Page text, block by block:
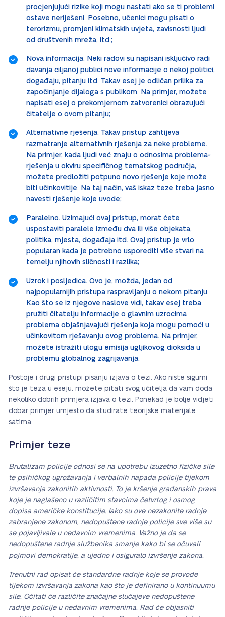
procjenjujući rizike koji mogu nastati ako se ti problemi
ostave neriješeni. Posebno, učenici mogu pisati o
terorizmu, promjeni klimatskih uvjeta, zavisnosti ljudi
od društvenih mreža, itd.;
Nova informacija. Neki radovi su napisani isključivo radi
davanja ciljanoj publici nove informacije o nekoj politici,
događaju, pitanju itd. Takav esej je odličan prilika za
započinjanje dijaloga s publikom. Na primjer, možete
napisati esej o prekomjernom zatvorenici obrazujući
čitatelje o ovom pitanju;
Alternativne rješenja. Takav pristup zahtijeva
razmatranje alternativnih rješenja za neke probleme.
Na primjer, kada ljudi već znaju o odnosima problema-
rješenja u okviru specifičnog tematskog područja,
možete predložiti potpuno novo rješenje koje može
biti učinkovitije. Na taj način, vaš iskaz teze treba jasno
navesti rješenje koje uvode;
Paralelno. Uzimajući ovaj pristup, morat ćete
uspostaviti paralele između dva ili više objekata,
politika, mjesta, događaja itd. Ovaj pristup je vrlo
popularan kada je potrebno usporediti više stvari na
temelju njihovih sličnosti i razlika;
Uzrok i posljedica. Ovo je, možda, jedan od
najpopularnijih pristupa raspravljanju o nekom pitanju.
Kao što se iz njegove naslove vidi, takav esej treba
pružiti čitatelju informacije o glavnim uzrocima
problema objašnjavajući rješenja koja mogu pomoći u
učinkovitom rješavanju ovog problema. Na primjer,
možete istražiti ulogu emisija ugljikovog dioksida u
problemu globalnog zagrijavanja.
Postoje i drugi pristupi pisanju izjava o tezi. Ako niste sigurni
što je teza u eseju, možete pitati svog učitelja da vam doda
nekoliko dobrih primjera izjava o tezi. Ponekad je bolje vidjeti
dobar primjer umjesto da studirate teorijske materijale
satima.
Primjer teze
Brutalizam policije odnosi se na upotrebu izuzetno fizičke sile
te psihičkog ugrožavanja i verbalnih napada policije tijekom
izvršavanja zakonitih aktivnosti. To je kršenje građanskih prava
koje je naglašeno u različitim stavcima četvrtog i osmog
dopisa američke konstitucije. Iako su ove nezakonite radnje
zabranjene zakonom, nedopuštene radnje policije sve više su
se pojavljivale u nedavnim vremenima. Važno je da se
nedopuštene radnje službenika smanje kako bi se očuvali
pojmovi demokratije, a ujedno i osiguralo izvršenje zakona.
Trenutni rad opisat će standardne radnje koje se provode
tijekom izvršavanja zakona kao što je definirano u kontinuumu
sile. Očitati će različite značajne slučajeve nedopuštene
radnje policije u nedavnim vremenima. Rad će objasniti